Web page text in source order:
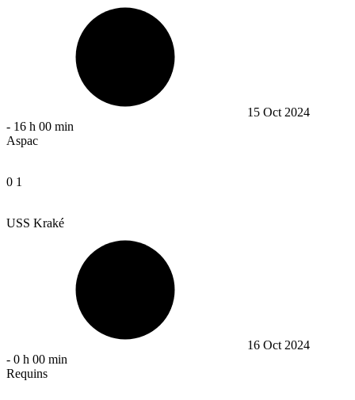
15 Oct 2024
- 16 h 00 min
Aspac
0 1
USS Kraké
16 Oct 2024
- 0 h 00 min
Requins